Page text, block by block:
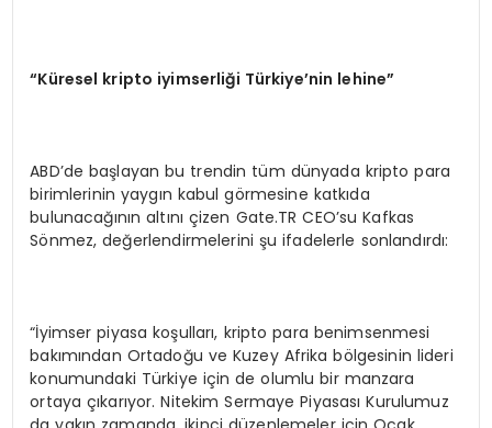
“Küresel kripto iyimserliği Türkiye’nin lehine”
ABD’de başlayan bu trendin tüm dünyada kripto para
birimlerinin yaygın kabul görmesine katkıda
bulunacağının altını çizen Gate.TR CEO’su Kafkas
Sönmez, değerlendirmelerini şu ifadelerle sonlandırdı:
“İyimser piyasa koşulları, kripto para benimsenmesi
bakımından Ortadoğu ve Kuzey Afrika bölgesinin lideri
konumundaki Türkiye için de olumlu bir manzara
ortaya çıkarıyor. Nitekim Sermaye Piyasası Kurulumuz